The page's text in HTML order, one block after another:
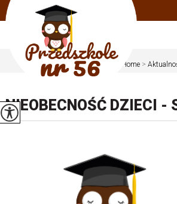
Jesteś tutaj: Home >
NIEOBECNOŚĆ DZIECI -